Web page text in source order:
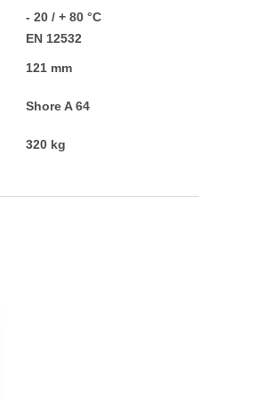
- 20 / + 80 °C
EN 12532
121 mm
Shore A 64
320 kg